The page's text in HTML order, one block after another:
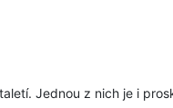
Jednou z nich je i